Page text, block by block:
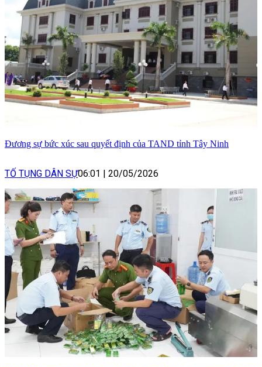
Đương sự bức xúc sau quyết định của TAND tỉnh Tây Ninh
TỐ TỤNG DÂN SỰ06:01 20/05/2026